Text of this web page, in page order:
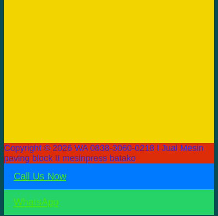
Copyright © 2026 WA 0838-3060-0218 I Jual Mesin
paving block II mesinpress batako
Call Us Now
WhatsApp